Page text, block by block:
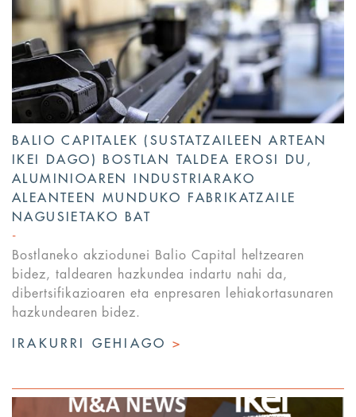
BALIO CAPITALEK (SUSTATZAILEEN ARTEAN
IKEI DAGO) BOSTLAN TALDEA EROSI DU,
ALUMINIOAREN INDUSTRIARAKO
ALEANTEEN MUNDUKO FABRIKATZAILE
NAGUSIETAKO BAT
Bostlaneko akziodunei Balio Capital heltzearen
bidez, taldearen hazkundea indartu nahi da,
dibertsifikazioaren eta enpresaren lehiakortasunaren
hazkundearen bidez.
IRAKURRI GEHIAGO>